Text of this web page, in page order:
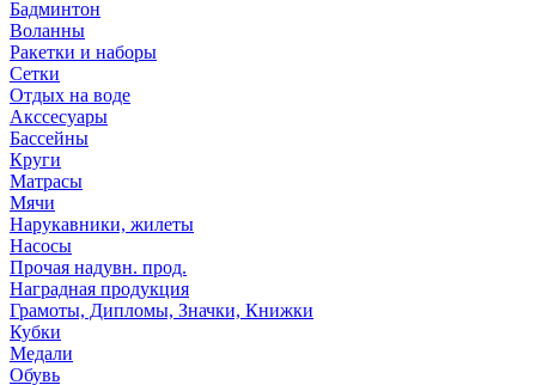
Бадминтон
Воланны
Ракетки и наборы
Сетки
Отдых на воде
Акссесуары
Бассейны
Круги
Матрасы
Мячи
Нарукавники, жилеты
Насосы
Прочая надувн. прод.
Наградная продукция
Грамоты, Дипломы, Значки, Книжки
Кубки
Медали
Обувь